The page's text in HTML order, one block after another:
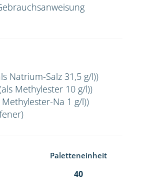
Natrium-Salz 31,5 g/l))
Methylester 10 g/l))
Na 1 g/l))
Paletteneinheit
40